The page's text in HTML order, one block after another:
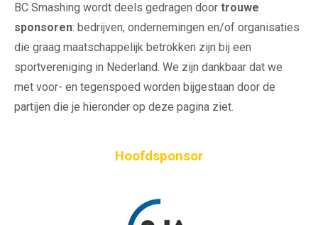
BC Smashing wordt deels gedragen door trouwe
sponsoren: bedrijven, ondernemingen en/of organisaties
die graag maatschappelijk betrokken zijn bij een
sportvereniging in Nederland. We zijn dankbaar dat we
met voor- en tegenspoed worden bijgestaan door de
partijen die je hieronder op deze pagina ziet.
Hoofdsponsor